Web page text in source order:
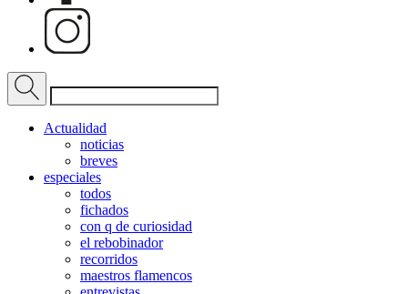
Actualidad
noticias
breves
especiales
todos
fichados
con q de curiosidad
el rebobinador
recorridos
maestros flamencos